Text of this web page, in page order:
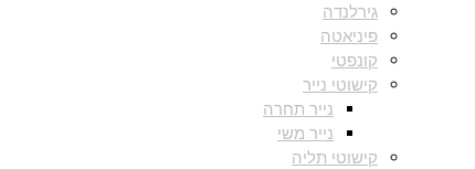
גירלנדה
פיניאטה
קונפטי
קישוטי נייר
נייר תחרה
נייר משי
קישוטי תליה